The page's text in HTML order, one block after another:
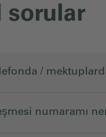
sorular
/
numaramı